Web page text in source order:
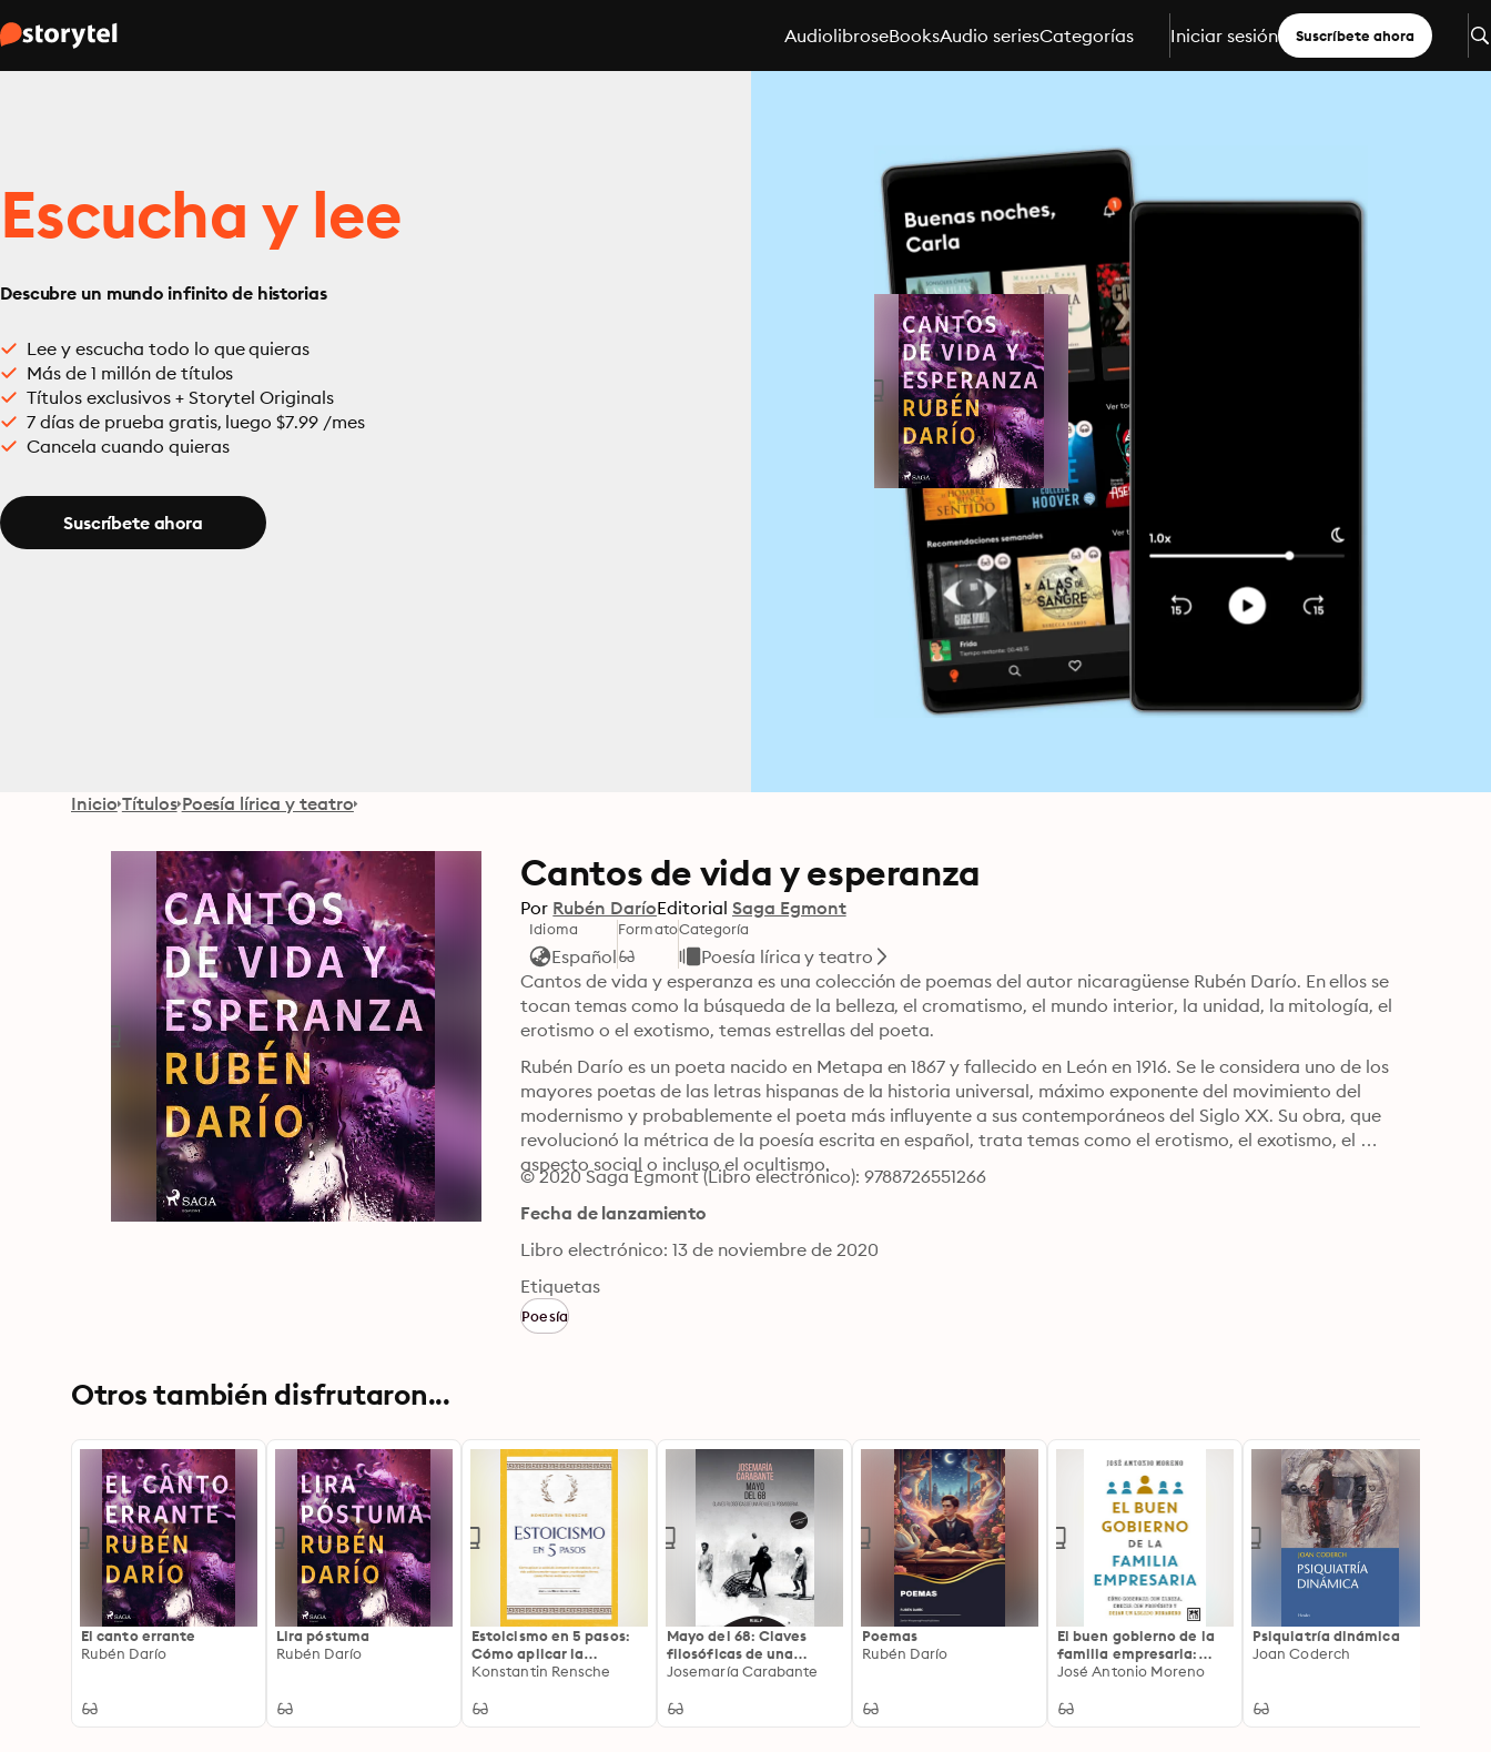
AudiolibroseBooksAudio seriesCategorías Iniciar sesión Suscríbete ahora
Escucha y lee
Descubre un mundo infinito de historias
Lee y escucha todo lo que quieras
Más de 1 millón de títulos
Títulos exclusivos + Storytel Originals
7 días de prueba gratis, luego $7.99 /mes
Cancela cuando quieras
Suscríbete ahora
Inicio Títulos Poesía lírica y teatro
Cantos de vida y esperanza
Por Rubén DaríoEditorial Saga Egmont
Idioma
Español
FormatoCategoría
Poesía lírica y teatro
Cantos de vida y esperanza es una colección de poemas del autor nicaragüense Rubén Darío. En ellos se
tocan temas como la búsqueda de la belleza, el cromatismo, el mundo interior, la unidad, la mitología, el
Rubén Darío es un poeta nacido en Metapa en 1867 y fallecido en León en 1916. Se le considera uno de los
mayores poetas de las letras hispanas de la historia universal, máximo exponente del movimiento del
modernismo y probablemente el poeta más influyente a sus contemporáneos del Siglo XX. Su obra, que
revolucionó la métrica de la poesía escrita en español, trata temas como el erotismo, el exotismo, el
aspecto social o incluso el ocultismo.
© 2020 Saga Egmont (Libro electrónico): 9788726551266
Fecha de lanzamiento
Libro electrónico: 13 de noviembre de 2020
Etiquetas
Poesía
Otros también disfrutaron...
El canto errante
Rubén Darío
Lira póstuma
Rubén Darío
Estoicismo en 5 pasos:
Cómo aplicar la
sabiduría atemporal de
cotidiana moderna para
Konstantin Rensche
Mayo del 68: Claves
filosóficas de una
revuelta posmoderna
Josemaría Carabante
Poemas
Rubén Darío
El buen gobierno de la
familia empresaria:
Cómo gobernar con
propósito y dejar un
José Antonio Moreno
Psiquiatría dinámica
Joan Coderch